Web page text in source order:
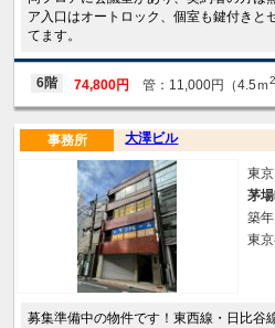
ア入口はオートロック、個室も鍵付きと
てます。
6階 74,800円 管：11,000円（4.5ｍ2
大澤ビル
事務所
東
茅
築
東
募集準備中の物件です！東西線・日比